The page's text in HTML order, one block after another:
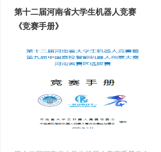
第十二届河南省大学生机器人竞赛
《竞赛手册》